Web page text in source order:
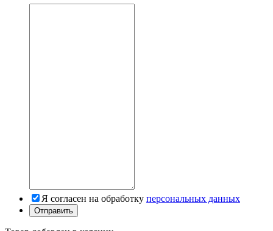
Я согласен на обработку персональных данных